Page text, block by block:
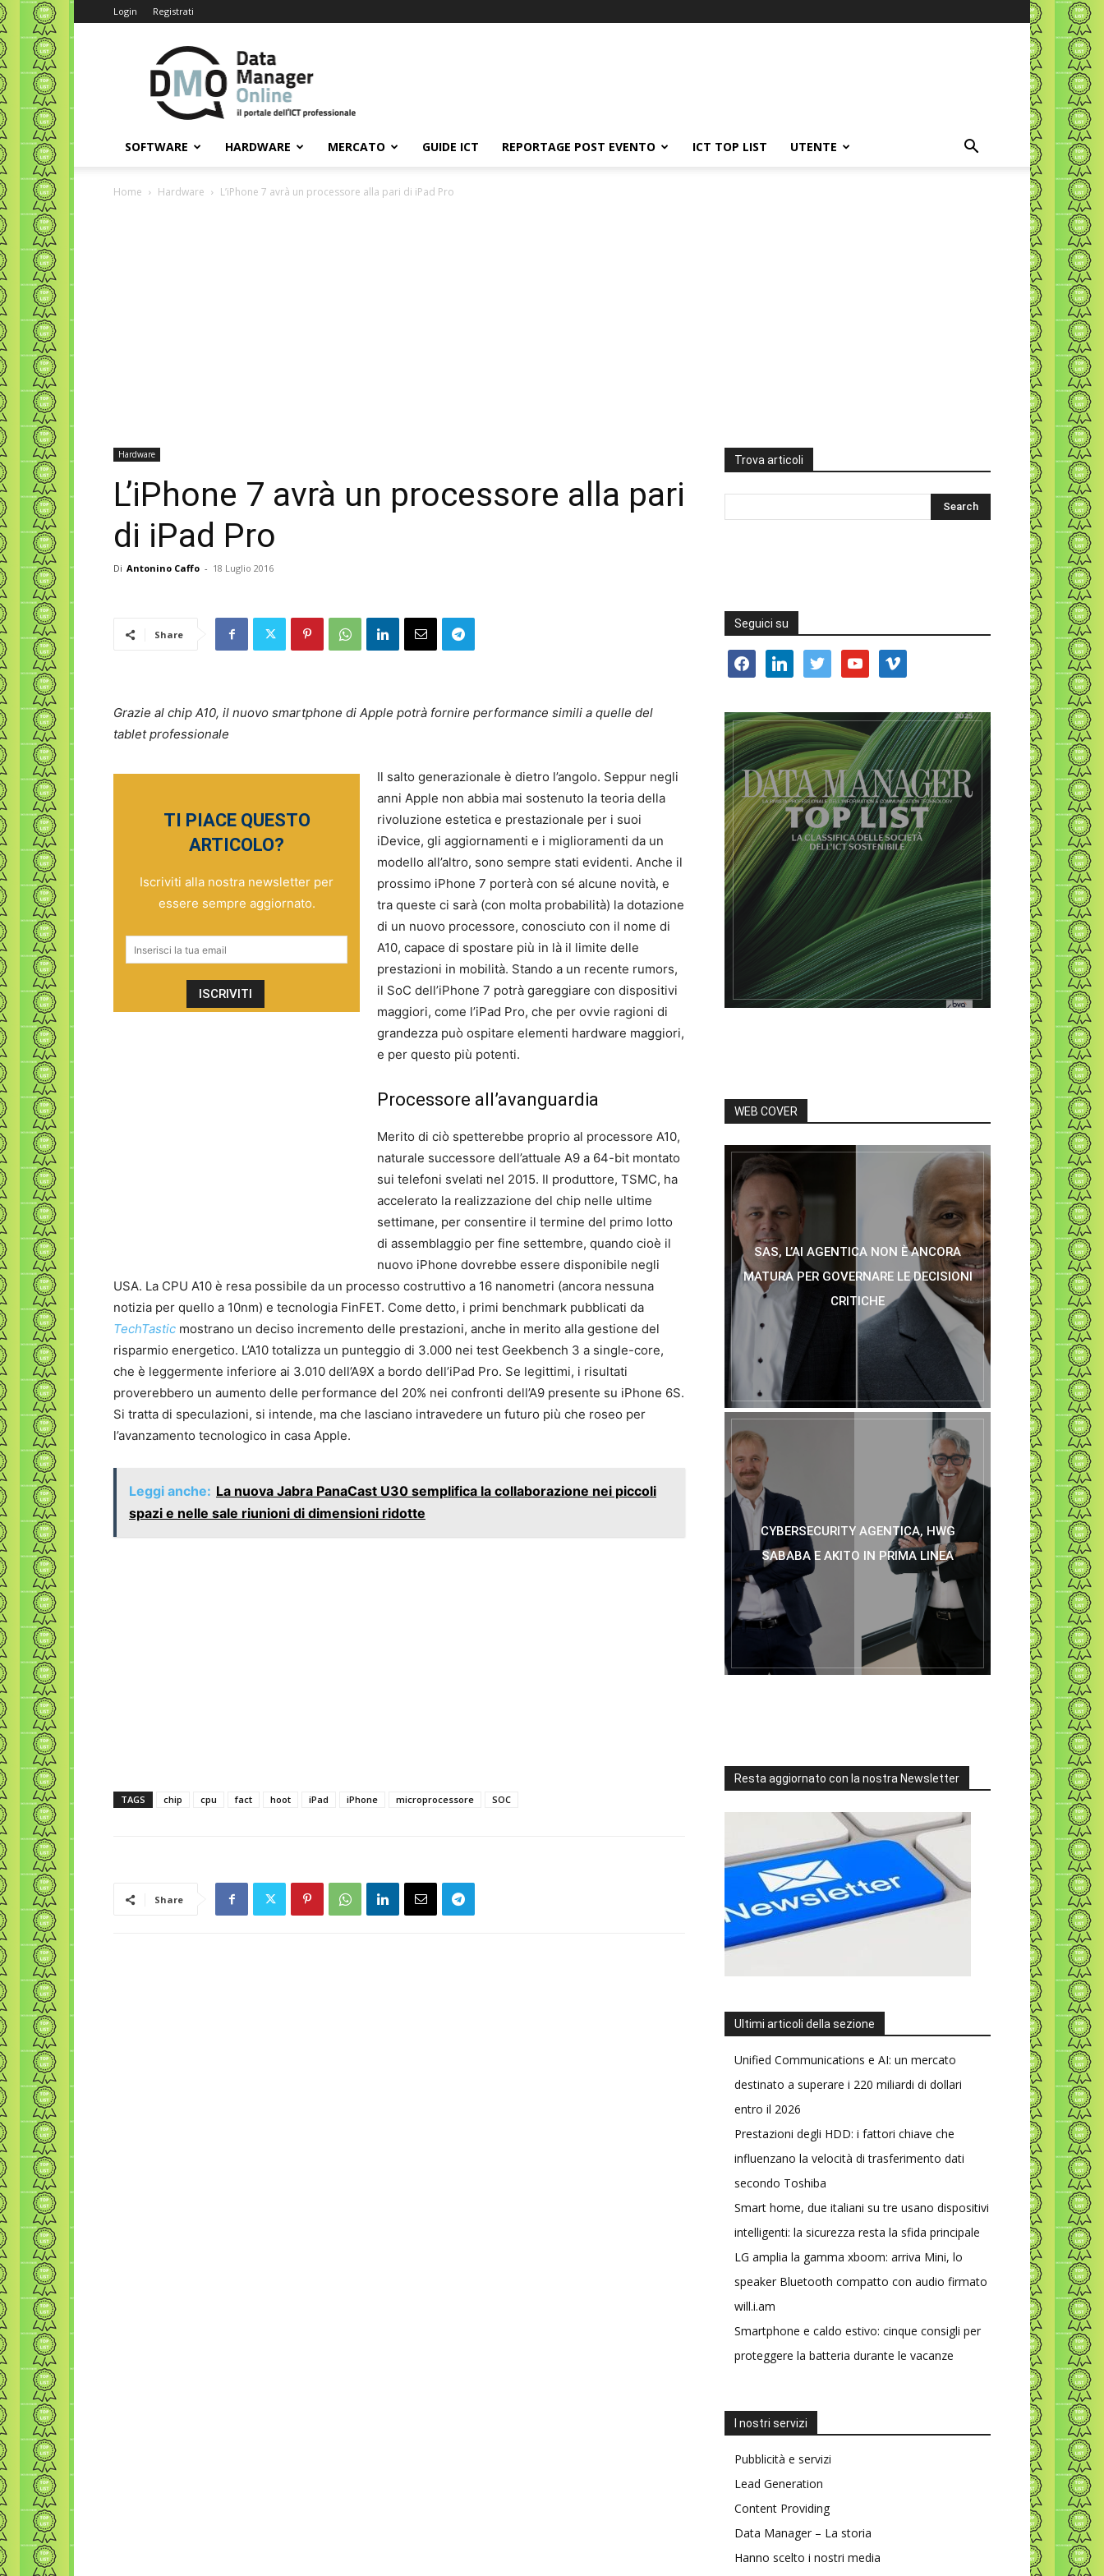
Login Registrati
Data
Manager
Online
SOFTWARE HARDWARE MERCATO GUIDE ICT REPORTAGE POST EVENTO ICT TOP LIST UTENTE
Home Hardware L’iPhone 7 avrà un processore alla pari di iPad Pro
Hardware
L’iPhone 7 avrà un processore alla pari
di iPad Pro
Di Antonino Caffo - 18 Luglio 2016
Share
Grazie al chip A10, il nuovo smartphone di Apple potrà fornire performance simili a quelle del
tablet professionale
TI PIACE QUESTO
ARTICOLO?
Iscriviti alla nostra newsletter per
essere sempre aggiornato.
Il salto generazionale è dietro l’angolo. Seppur negli
anni Apple non abbia mai sostenuto la teoria della
rivoluzione estetica e prestazionale per i suoi
iDevice, gli aggiornamenti e i miglioramenti da un
modello all’altro, sono sempre stati evidenti. Anche il
prossimo iPhone 7 porterà con sé alcune novità, e
tra queste ci sarà (con molta probabilità) la dotazione
di un nuovo processore, conosciuto con il nome di
A10, capace di spostare più in là il limite delle
prestazioni in mobilità. Stando a un recente rumors,
il SoC dell’iPhone 7 potrà gareggiare con dispositivi
maggiori, come l’iPad Pro, che per ovvie ragioni di
grandezza può ospitare elementi hardware maggiori,
e per questo più potenti.
Processore all’avanguardia
Merito di ciò spetterebbe proprio al processore A10,
naturale successore dell’attuale A9 a 64-bit montato
sui telefoni svelati nel 2015. Il produttore, TSMC, ha
accelerato la realizzazione del chip nelle ultime
settimane, per consentire il termine del primo lotto
di assemblaggio per fine settembre, quando cioè il
nuovo iPhone dovrebbe essere disponibile negli
USA. La CPU A10 è resa possibile da un processo costruttivo a 16 nanometri (ancora nessuna
notizia per quello a 10nm) e tecnologia FinFET. Come detto, i primi benchmark pubblicati da
TechTastic mostrano un deciso incremento delle prestazioni, anche in merito alla gestione del
risparmio energetico. L’A10 totalizza un punteggio di 3.000 nei test Geekbench 3 a single-core,
che è leggermente inferiore ai 3.010 dell’A9X a bordo dell’iPad Pro. Se legittimi, i risultati
proverebbero un aumento delle performance del 20% nei confronti dell’A9 presente su iPhone 6S.
Si tratta di speculazioni, si intende, ma che lasciano intravedere un futuro più che roseo per
l’avanzamento tecnologico in casa Apple.
Leggi anche: La nuova Jabra PanaCast U30 semplifica la collaborazione nei piccoli
spazi e nelle sale riunioni di dimensioni ridotte
TAGS chip cpu fact hoot iPad iPhone microprocessore SOC
Share
Trova articoli
Seguici su
facebooklinkedin twitter youtube vimeo
WEB COVER
SAS, L’AI AGENTICA NON È ANCORA
MATURA PER GOVERNARE LE DECISIONI
CRITICHE
CYBERSECURITY AGENTICA, HWG
SABABA E AKITO IN PRIMA LINEA
Resta aggiornato con la nostra Newsletter
Ultimi articoli della sezione
Unified Communications e AI: un mercato
destinato a superare i 220 miliardi di dollari
entro il 2026
Prestazioni degli HDD: i fattori chiave che
influenzano la velocità di trasferimento dati
secondo Toshiba
Smart home, due italiani su tre usano dispositivi
intelligenti: la sicurezza resta la sfida principale
LG amplia la gamma xboom: arriva Mini, lo
speaker Bluetooth compatto con audio firmato
will.i.am
Smartphone e caldo estivo: cinque consigli per
proteggere la batteria durante le vacanze
I nostri servizi
Pubblicità e servizi
Lead Generation
Content Providing
Data Manager – La storia
Hanno scelto i nostri media